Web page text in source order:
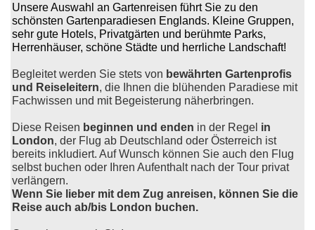
Unsere Auswahl an Gartenreisen führt Sie zu den
schönsten Gartenparadiesen Englands. Kleine Gruppen,
sehr gute Hotels, Privatgärten und berühmte Parks,
Herrenhäuser, schöne Städte und herrliche Landschaft!
Begleitet werden Sie stets von bewährten Gartenprofis
und Reiseleitern, die Ihnen die blühenden Paradiese mit
Fachwissen und mit Begeisterung näherbringen.
Diese Reisen beginnen und enden in der Regel in
London, der Flug ab Deutschland oder Österreich ist
bereits inkludiert. Auf Wunsch können Sie auch den Flug
selbst buchen oder Ihren Aufenthalt nach der Tour privat
verlängern.
Wenn Sie lieber mit dem Zug anreisen, können Sie die
Reise auch ab/bis London buchen.